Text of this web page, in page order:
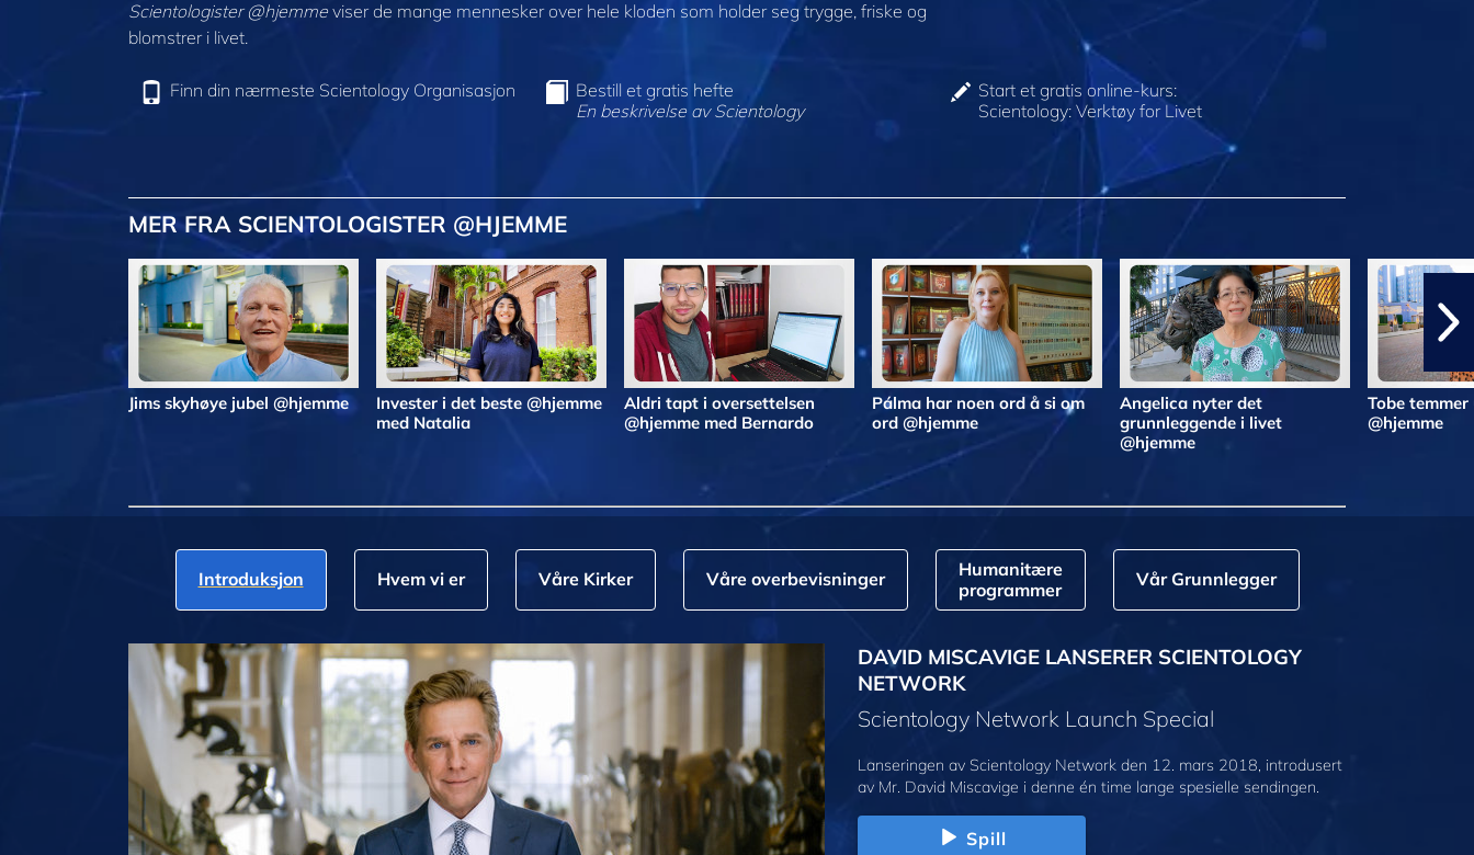
Scientologister @hjemmeviser de mange mennesker over hele kloden som holder seg trygge, friske og
blomstrer i livet.
Finn din nærmeste Scientology Organisasjon
Bestill et gratis hefte
En beskrivelse av Scientology
Start et gratis online-kurs:
Scientology: Verktøy for Livet
MER FRA SCIENTOLOGISTER @HJEMME
Jims skyhøye jubel @hjemme
Invester i det beste @hjemme
med Natalia
Aldri tapt i oversettelsen
@hjemme med Bernardo
Pálma har noen ord å si om
ord @hjemme
Angelica nyter det
grunnleggende i livet
@hjemme
Tobe
@hjemme
Introduksjon Hvem vi er Våre Kirker Våre overbevisninger
Humanitære
programmer
Vår Grunnlegger
DAVID MISCAVIGE LANSERER SCIENTOLOGY
NETWORK
Scientology Network Launch Special
Lanseringen av Scientology Network den 12. mars 2018, introdusert
av Mr. David Miscavige i denne én time lange spesielle sendingen.
Spill